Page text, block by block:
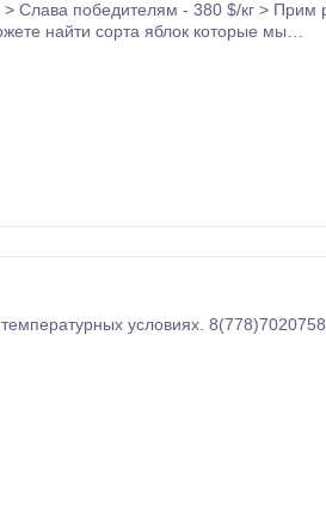
условиях. 8(778)7020758.